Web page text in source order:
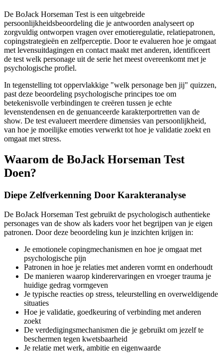
De BoJack Horseman Test is een uitgebreide
persoonlijkheidsbeoordeling die je antwoorden analyseert op
zorgvuldig ontworpen vragen over emotieregulatie, relatiepatronen,
copingstrategieën en zelfperceptie. Door te evalueren hoe je omgaat
met levensuitdagingen en contact maakt met anderen, identificeert
de test welk personage uit de serie het meest overeenkomt met je
psychologische profiel.
In tegenstelling tot oppervlakkige "welk personage ben jij" quizzen,
past deze beoordeling psychologische principes toe om
betekenisvolle verbindingen te creëren tussen je echte
levenstendensen en de genuanceerde karakterportretten van de
show. De test evalueert meerdere dimensies van persoonlijkheid,
van hoe je moeilijke emoties verwerkt tot hoe je validatie zoekt en
omgaat met stress.
Waarom de BoJack Horseman Test
Doen?
Diepe Zelfverkenning Door Karakteranalyse
De BoJack Horseman Test gebruikt de psychologisch authentieke
personages van de show als kaders voor het begrijpen van je eigen
patronen. Door deze beoordeling kun je inzichten krijgen in:
Je emotionele copingmechanismen en hoe je omgaat met
psychologische pijn
Patronen in hoe je relaties met anderen vormt en onderhoudt
De manieren waarop kinderervaringen en vroeger trauma je
huidige gedrag vormgeven
Je typische reacties op stress, teleurstelling en overweldigende
situaties
Hoe je validatie, goedkeuring of verbinding met anderen
zoekt
De verdedigingsmechanismen die je gebruikt om jezelf te
beschermen tegen kwetsbaarheid
Je relatie met werk, ambitie en eigenwaarde